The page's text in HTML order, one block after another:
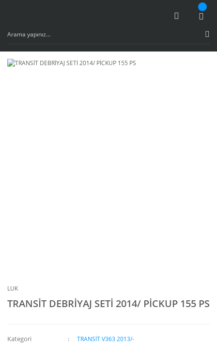
LUK
TRANSİT DEBRİYAJ SETİ 2014/ PİCKUP 155 PS
Kategori TRANSİT V363 2013/-